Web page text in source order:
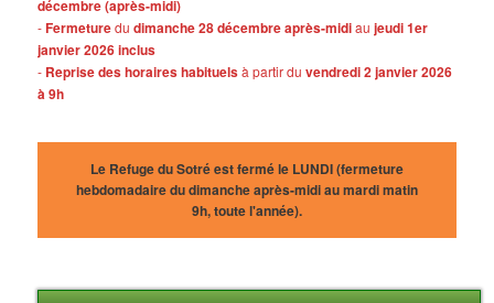
décembre (après-midi)
-Fermeturedudimanche 28 décembre après-midiaujeudi 1er
janvier 2026 inclus
- Reprise des horaires habituelsà partir duvendredi 2 janvier 2026
à 9h
Le Refuge du Sotré est fermé le LUNDI (fermeture
hebdomadaire du dimanche après-midi au mardi matin
9h, toute l'année).